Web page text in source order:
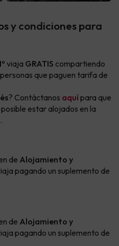
y condiciones para
viaja GRATIS compartiendo
que paguen tarifa de
? Contáctanos aquípara que
estar alojados en la
de Alojamiento y
pagando un suplemento de
de Alojamiento y
pagando un suplemento de